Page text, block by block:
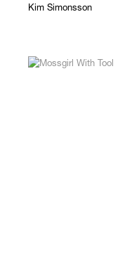
Kim Simonsson